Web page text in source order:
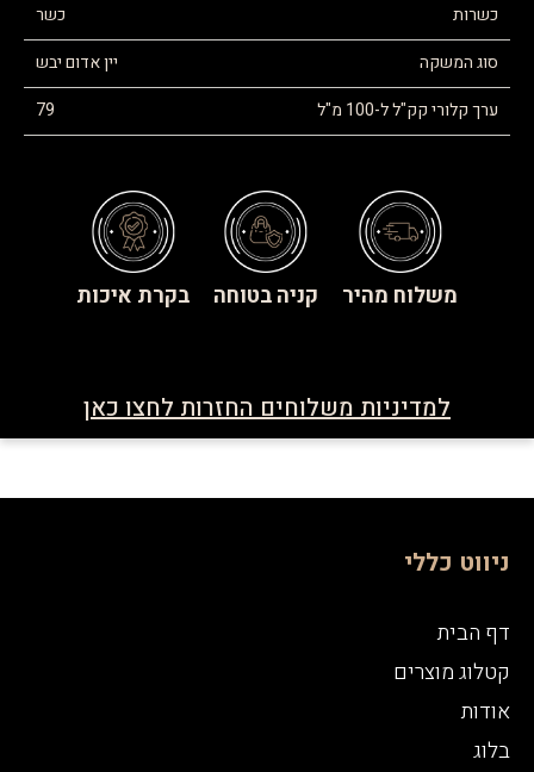
כשרות
כשר
סוג המשקה
יין אדום יבש
ערך קלורי קק"ל ל-100 מ"ל
79
משלוח מהיר קניה בטוחה בקרת איכות
למדיניות משלוחים החזרות לחצו כאן
ניווט כללי
דף הבית
קטלוג מוצרים
אודות
בלוג